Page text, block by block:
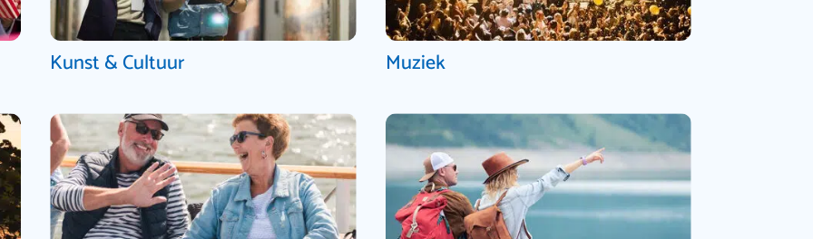
Kunst & Cultuur Muziek